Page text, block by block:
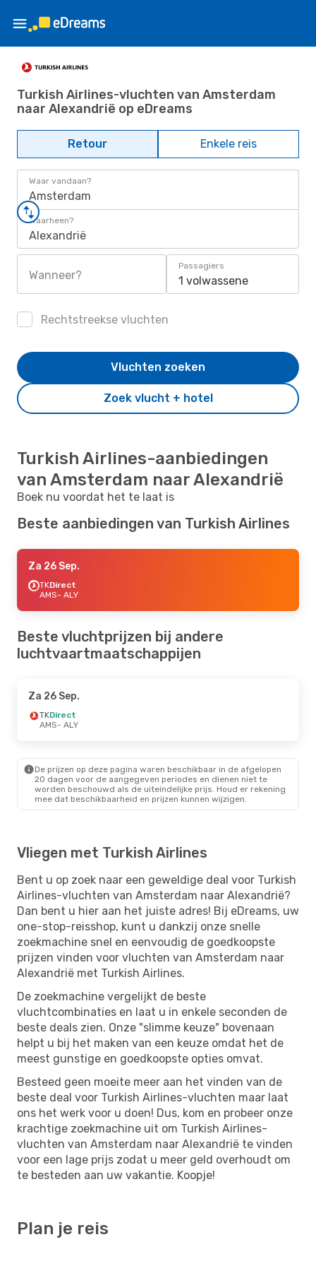
Turkish Airlines-vluchten van Amsterdam
naar Alexandrië op eDreams
Retour Enkele reis
Waar vandaan?
Amsterdam
Waarheen?
Alexandrië
Wanneer?
Passagiers
1 volwassene
Rechtstreekse vluchten
Zoek vlucht + hotel
Vluchten zoeken
Turkish Airlines-aanbiedingen
van Amsterdam naar Alexandrië
Boek nu voordat het te laat is
Beste aanbiedingen van Turkish Airlines
Za 26 Sep.
TKDirect
AMS- ALY
Beste vluchtprijzen bij andere
luchtvaartmaatschappijen
Za 26 Sep.
TKDirect
AMS- ALY
De prijzen op deze pagina waren beschikbaar in de afgelopen
20 dagen voor de aangegeven periodes en dienen niet te
worden beschouwd als de uiteindelijke prijs. Houd er rekening
mee dat beschikbaarheid en prijzen kunnen wijzigen.
Vliegen met Turkish Airlines
Bent u op zoek naar een geweldige deal voor Turkish
Airlines-vluchten van Amsterdam naar Alexandrië?
Dan bent u hier aan het juiste adres! Bij eDreams, uw
one-stop-reisshop, kunt u dankzij onze snelle
zoekmachine snel en eenvoudig de goedkoopste
prijzen vinden voor vluchten van Amsterdam naar
Alexandrië met Turkish Airlines.
De zoekmachine vergelijkt de beste
vluchtcombinaties en laat u in enkele seconden de
beste deals zien. Onze "slimme keuze" bovenaan
helpt u bij het maken van een keuze omdat het de
meest gunstige en goedkoopste opties omvat.
Besteed geen moeite meer aan het vinden van de
beste deal voor Turkish Airlines-vluchten maar laat
ons het werk voor u doen! Dus, kom en probeer onze
krachtige zoekmachine uit om Turkish Airlines-
vluchten van Amsterdam naar Alexandrië te vinden
voor een lage prijs zodat u meer geld overhoudt om
te besteden aan uw vakantie. Koopje!
Plan je reis